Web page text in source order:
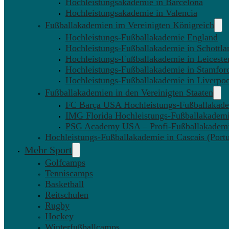
Hochleistungsakademie in Valencia
Fußballakademien im Vereinigten Königreich
Hochleistungs-Fußballakademie England
Hochleistungs-Fußballakademie in
Hochleistungs-Fußballakademie in
Hochleistungs-Fußballakademie in
Hochleistungs-Fußballakademie in
Fußballakademien in den Vereinigten Staaten
FC Barça USA Hochleistungs-
IMG Florida Hochleistungs-
PSG Academy USA – Profi-
Hochleistungs-Fußballakademie in Cascais
Mehr Sport
Golfcamps
Tenniscamps
Basketball
Reitschulen
Rugby
Hockey
Winterfußballcamps